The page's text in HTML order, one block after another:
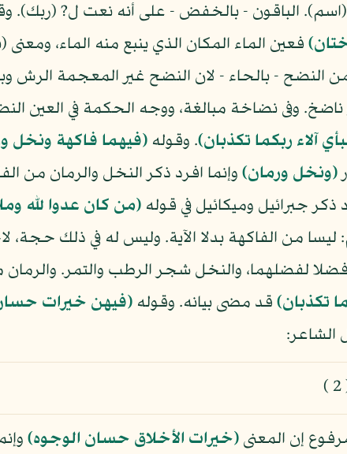
الباقون - بالخفض - على أنه نعت ل? (ربك).
فعين الماء المكان الذي ينبع منه الماء،
النضح - بالحاء - لان النضح غير المعجمة الرش
وفى نضاخة مبالغة، ووجه الحكمة في العين
آلاء ربكما تكذبان). وقوله (فيهما فاكهة ونخل
(ونخل ورمان) وإنما افرد ذكر النخل والرمان من
جبرائيل وميكائيل في قوله (من كان عدوا لله
ليسا من الفاكهة بدلا الآية. وليس له في ذلك حجة،
لفضلهما، والنخل شجر الرطب والتمر.
تكذبان) قد مضى بيانه. وقوله (فيهن خيرات
الشاعر:
إن المعنى (خيرات الأخلاق حسان الوجوه)